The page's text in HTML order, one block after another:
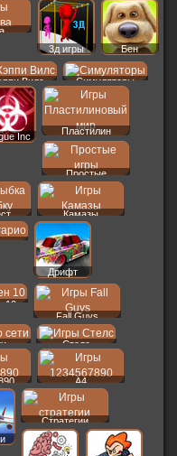
3д игры
Бен
Вилс Симуляторы
Inc
Пластилин
Простые
Камазы
Дрифт
10
Fall Guys
Стелс
A4
Стратегии